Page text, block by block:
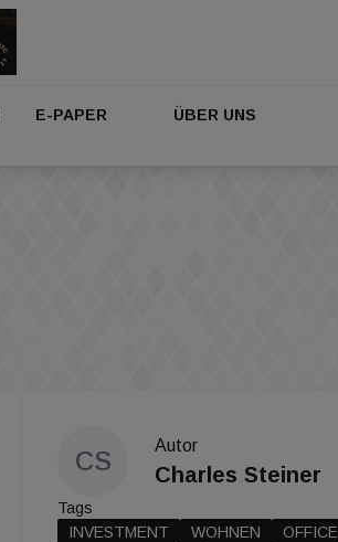
E-PAPER ÜBER UNS
CS
Autor
Charles Steiner
Tags
INVESTMENT
WOHNEN
OFFICE